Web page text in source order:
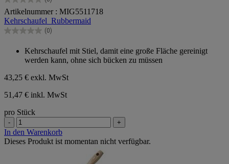
0.0
von
5
Sternen.
Artikelnummer : MIG5511718
Kehrschaufel_Rubbermaid
(0)
0.0
Sternen.
Kehrschaufel mit Stiel, damit eine große Fläche gereinigt
werden kann, ohne sich bücken zu müssen
43,25 € exkl. MwSt
51,47 € inkl. MwSt
pro Stück
- +
In den Warenkorb
Dieses Produkt ist momentan nicht verfügbar.